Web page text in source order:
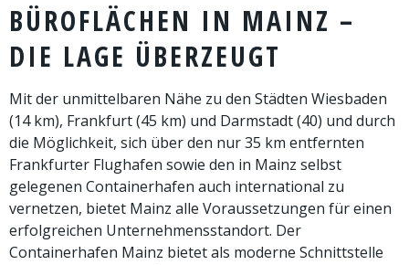
BÜROFLÄCHEN IN MAINZ –
DIE LAGE ÜBERZEUGT
Mit der unmittelbaren Nähe zu den Städten Wiesbaden
(14 km), Frankfurt (45 km) und Darmstadt (40) und durch
die Möglichkeit, sich über den nur 35 km entfernten
Frankfurter Flughafen sowie den in Mainz selbst
gelegenen Containerhafen auch international zu
vernetzen, bietet Mainz alle Voraussetzungen für einen
erfolgreichen Unternehmensstandort. Der
Containerhafen Mainz bietet als moderne Schnittstelle